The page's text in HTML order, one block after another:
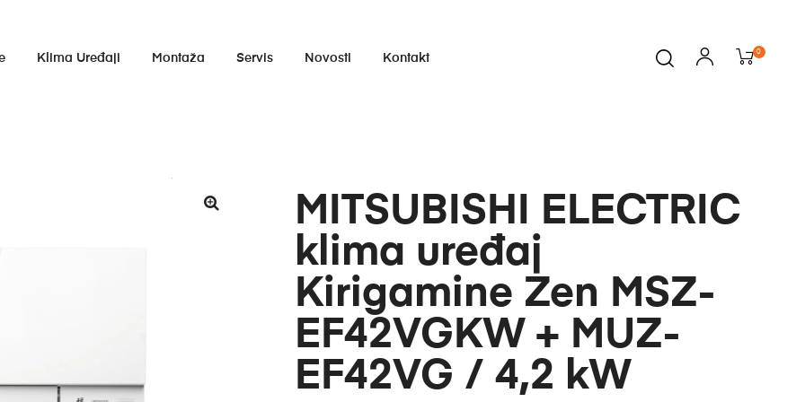
Klima Uređaji Montaža Servis Novosti Kontakt
0
MITSUBISHI ELECTRIC
klima uređaj
Kirigamine Zen MSZ-
EF42VGKW + MUZ-
EF42VG / 4,2 kW